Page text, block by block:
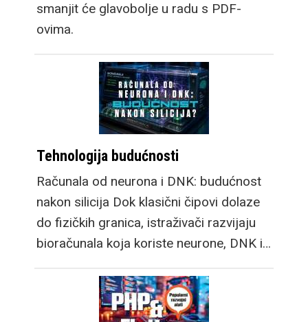
smanjit će glavobolje u radu s PDF-
ovima.
Tehnologija budućnosti
Računala od neurona i DNK: budućnost
nakon silicija Dok klasični čipovi dolaze
do fizičkih granica, istraživači razvijaju
bioračunala koja koriste neurone, DNK i…